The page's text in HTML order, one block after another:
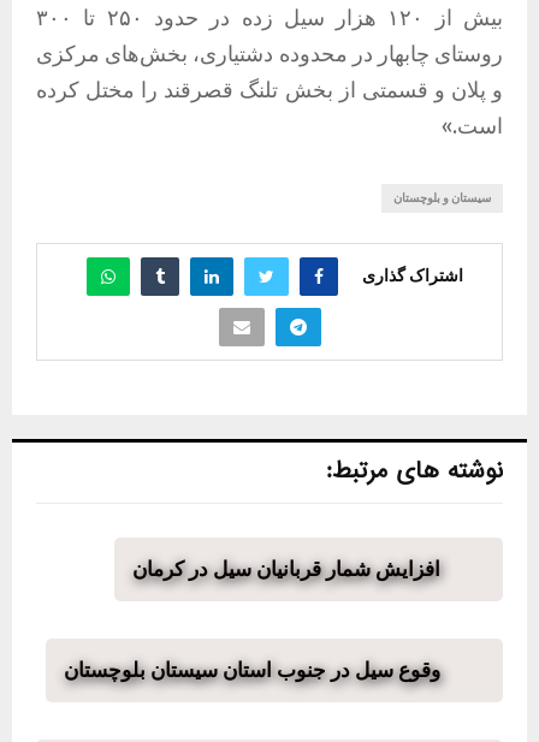
بیش از ۱۲۰ هزار سیل زده در حدود ۲۵۰ تا ۳۰۰
روستای چابهار در محدوده دشتیاری، بخش‌های مرکزی
و پلان و قسمتی از بخش تلنگ قصرقند را مختل کرده
است.»
سیستان و بلوچستان
اشتراک گذاری
نوشته های مرتبط:
افزایش شمار قربانیان سیل در کرمان
وقوع سیل در جنوب استان سیستان بلوچستان